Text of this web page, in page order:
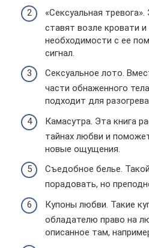
«Сексуальная
ставят возле кровати и
необходимости с ее
сигнал.
Сексуальное лото.
части обнаженного
подходит для
Камасутра. Эта книга
тайнах любви и
новые ощущения.
Съедобное белье.
порадовать, но
Купоны любви. Такие
обладателю право на
описанное там,